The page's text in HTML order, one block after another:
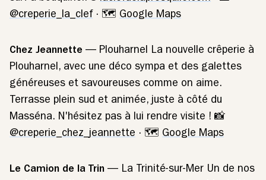
@creperie_la_clef · 🗺️ Google Maps
Chez Jeannette — Plouharnel La nouvelle crêperie à
Plouharnel, avec une déco sympa et des galettes
généreuses et savoureuses comme on aime.
Terrasse plein sud et animée, juste à côté du
Masséna. N'hésitez pas à lui rendre visite ! 📸
@creperie_chez_jeannette · 🗺️ Google Maps
Le Camion de la Trin — La Trinité-sur-Mer Un de nos